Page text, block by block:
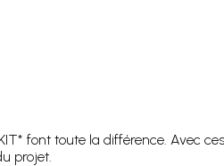
font toute la différence. Avec
projet.